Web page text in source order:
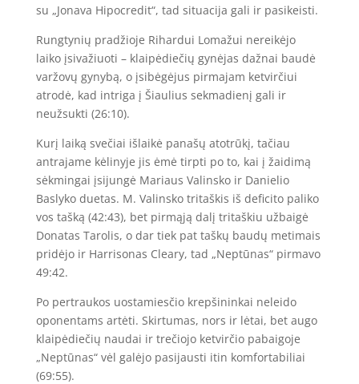
su „Jonava Hipocredit“, tad situacija gali ir pasikeisti.
Rungtynių pradžioje Rihardui Lomažui nereikėjo
laiko įsivažiuoti – klaipėdiečių gynėjas dažnai baudė
varžovų gynybą, o įsibėgėjus pirmajam ketvirčiui
atrodė, kad intriga į Šiaulius sekmadienį gali ir
neužsukti (26:10).
Kurį laiką svečiai išlaikė panašų atotrūkį, tačiau
antrajame kėlinyje jis ėmė tirpti po to, kai į žaidimą
sėkmingai įsijungė Mariaus Valinsko ir Danielio
Baslyko duetas. M. Valinsko tritaškis iš deficito paliko
vos tašką (42:43), bet pirmąją dalį tritaškiu užbaigė
Donatas Tarolis, o dar tiek pat taškų baudų metimais
pridėjo ir Harrisonas Cleary, tad „Neptūnas“ pirmavo
49:42.
Po pertraukos uostamiesčio krepšininkai neleido
oponentams artėti. Skirtumas, nors ir lėtai, bet augo
klaipėdiečių naudai ir trečiojo ketvirčio pabaigoje
„Neptūnas“ vėl galėjo pasijausti itin komfortabiliai
(69:55).